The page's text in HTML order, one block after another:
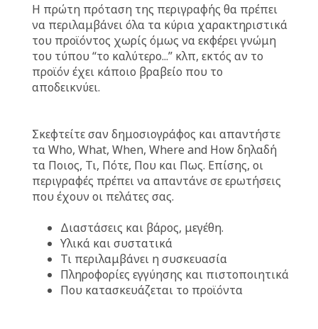
Η πρώτη πρόταση της περιγραφής θα πρέπει
να περιλαμβάνει όλα τα κύρια χαρακτηριστικά
του προϊόντος χωρίς όμως να εκφέρει γνώμη
του τύπου “το καλύτερο...” κλπ, εκτός αν το
προϊόν έχει κάποιο βραβείο που το
αποδεικνύει.
Σκεφτείτε σαν δημοσιογράφος και απαντήστε
τα Who, What, When, Where and How δηλαδή
τα Ποιος, Τι, Πότε, Που και Πως. Επίσης, οι
περιγραφές πρέπει να απαντάνε σε ερωτήσεις
που έχουν οι πελάτες σας.
Διαστάσεις και βάρος, μεγέθη.
Υλικά και συστατικά
Τι περιλαμβάνει η συσκευασία
Πληροφορίες εγγύησης και πιστοποιητικά
Που κατασκευάζεται το προϊόντα